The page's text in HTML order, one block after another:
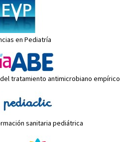
en Pediatría
tratamiento antimicrobiano empírico
sanitaria pediátrica